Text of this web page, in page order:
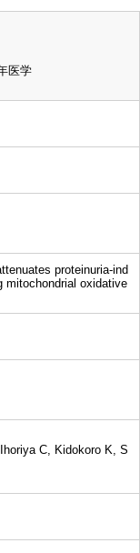
医学
proteinuria-ind
mitochondrial oxidative
C, Kidokoro K, S